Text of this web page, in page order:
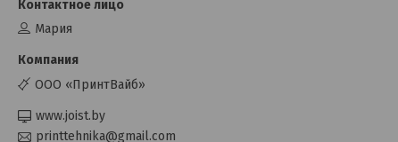
Мария
ООО «ПринтВайб»
www.joist.by
printtehnika@gmail.com